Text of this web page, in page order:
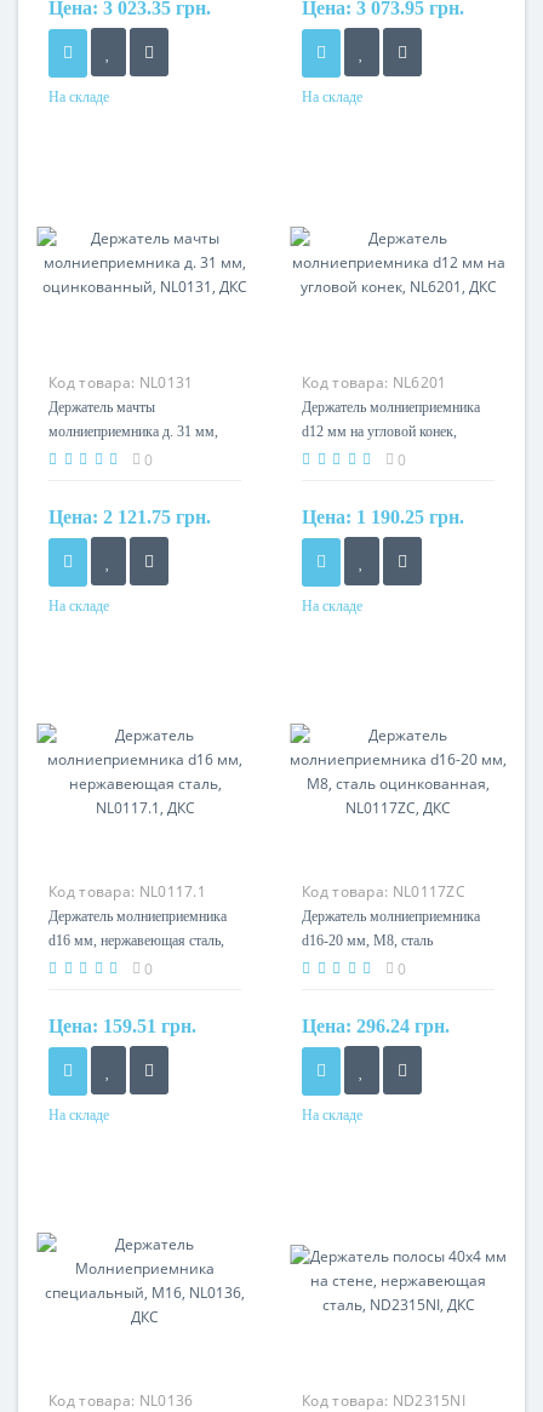
Цена: 3 023.35 грн.
На складе
Цена: 3 073.95 грн.
На складе
Код товара: NL0131
Держатель мачты
молниеприемника д. 31 мм,
оцинкованный, NL0131, ДКС
0
Цена: 2 121.75 грн.
На складе
Код товара: NL6201
Держатель молниеприемника
d12 мм на угловой конек,
NL6201, ДКС
0
Цена: 1 190.25 грн.
На складе
Код товара: NL0117.1
Держатель молниеприемника
d16 мм, нержавеющая сталь,
NL0117.1, ДКС 0
Цена: 159.51 грн.
На складе
Код товара: NL0117ZC
Держатель молниеприемника
d16-20 мм, М8, сталь
оцинкованная, NL0117ZC,
0
Цена: 296.24 грн.
На складе
Код товара: NL0136 Код товара: ND2315NI